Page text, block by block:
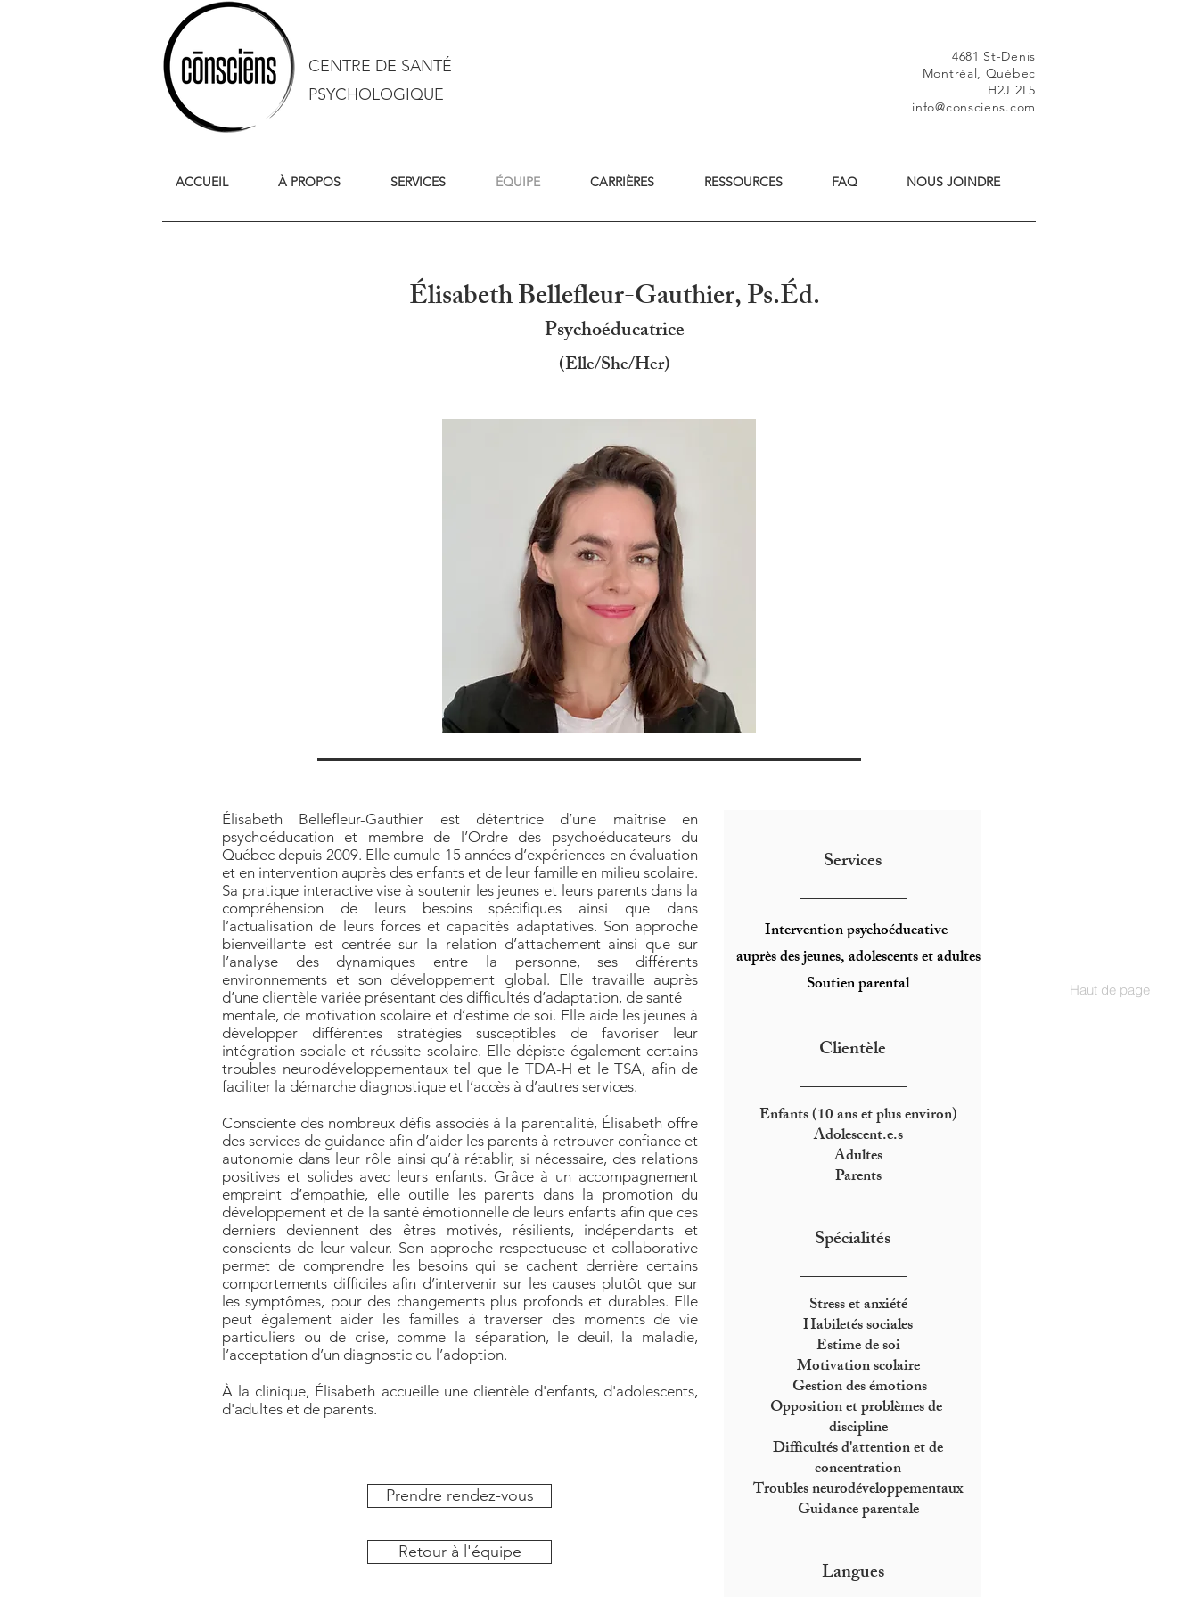
CENTRE DE SANTÉ
PSYCHOLOGIQUE
4681 St-Denis
Montréal, Québec
H2J 2L5
info@consciens.com
ACCUEIL À PROPOS SERVICES ÉQUIPE CARRIÈRES RESSOURCES FAQ NOUS JOINDRE
Haut de page
Élisabeth Bellefleur-Gauthier, Ps.Éd.
Psychoéducatrice
(Elle/She/Her)
Élisabeth Bellefleur-Gauthier est détentrice d’une maîtrise en
psychoéducation et membre de l’Ordre des psychoéducateurs du
Québec depuis 2009. Elle cumule 15 années d’expériences en évaluation
et en intervention auprès des enfants et de leur famille en milieu scolaire.
Sa pratique interactive vise à soutenir les jeunes et leurs parents dans la
compréhension de leurs besoins spécifiques ainsi que dans
l’actualisation de leurs forces et capacités adaptatives. Son approche
bienveillante est centrée sur la relation d’attachement ainsi que sur
l’analyse des dynamiques entre la personne, ses différents
environnements et son développement global. Elle travaille auprès
d’une clientèle variée présentant des difficultés d’adaptation, de santé
mentale, de motivation scolaire et d’estime de soi. Elle aide les jeunes à
développer différentes stratégies susceptibles de favoriser leur
intégration sociale et réussite scolaire. Elle dépiste également certains
troubles neurodéveloppementaux tel que le TDA-H et le TSA, afin de
faciliter la démarche diagnostique et l’accès à d’autres services.
Consciente des nombreux défis associés à la parentalité, Élisabeth offre
des services de guidance afin d’aider les parents à retrouver confiance et
autonomie dans leur rôle ainsi qu’à rétablir, si nécessaire, des relations
positives et solides avec leurs enfants. Grâce à un accompagnement
empreint d’empathie, elle outille les parents dans la promotion du
développement et de la santé émotionnelle de leurs enfants afin que ces
derniers deviennent des êtres motivés, résilients, indépendants et
conscients de leur valeur. Son approche respectueuse et collaborative
permet de comprendre les besoins qui se cachent derrière certains
comportements difficiles afin d’intervenir sur les causes plutôt que sur
les symptômes, pour des changements plus profonds et durables. Elle
peut également aider les familles à traverser des moments de vie
particuliers ou de crise, comme la séparation, le deuil, la maladie,
l’acceptation d’un diagnostic ou l’adoption.
À la clinique, Élisabeth accueille une clientèle d'enfants, d'adolescents,
d'adultes et de parents.
Prendre rendez-vous
Retour à l'équipe
Services
____________
Intervention psychoéducative
auprès des jeunes, adolescents et adultes
Soutien parental
Clientèle
____________
Enfants (10 ans et plus environ)
Adolescent.e.s
Adultes
Parents
Spécialités
____________
Stress et anxiété
Habiletés sociales
Estime de soi
Motivation scolaire
Gestion des émotions
Opposition et problèmes de
discipline
Difficultés d'attention et de
concentration
Troubles neurodéveloppementaux
Guidance parentale
Langues